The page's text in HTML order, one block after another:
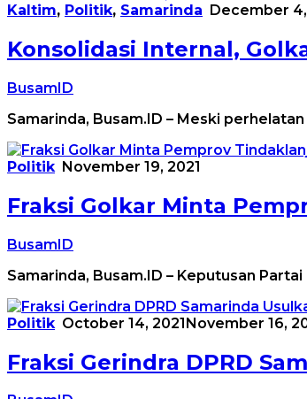
Kaltim, Politik, Samarinda December 4,
Konsolidasi Internal,
BusamID
Samarinda, Busam.ID – Meski
Politik November 19, 2021
Fraksi Golkar Minta
BusamID
Samarinda, Busam.ID – Keputusan
Politik October 14, 2021November 16,
Fraksi Gerindra DPRD